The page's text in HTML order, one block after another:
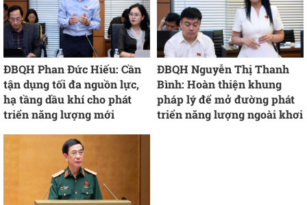
ĐBQH Phan Đức Hiếu: Cần
tận dụng tối đa nguồn lực,
hạ tầng dầu khí cho phát
triển năng lượng mới
ĐBQH Nguyễn Thị Thanh
Bình: Hoàn thiện khung
pháp lý để mở đường phát
triển năng lượng ngoài khơi